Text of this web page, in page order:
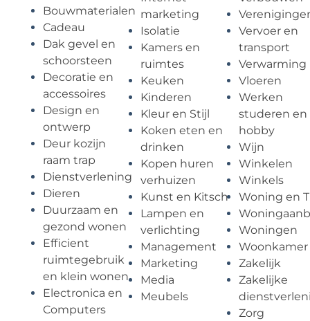
Bouwmaterialen
Cadeau
Dak gevel en
schoorsteen
Decoratie en
accessoires
Design en
ontwerp
Deur kozijn
raam trap
Dienstverlening
Dieren
Duurzaam en
gezond wonen
Efficient
ruimtegebruik
en klein wonen
Electronica en
Computers
marketing
Isolatie
Kamers en
ruimtes
Keuken
Kinderen
Kleur en Stijl
Koken eten en
drinken
Kopen huren
verhuizen
Kunst en Kitsch
Lampen en
verlichting
Management
Marketing
Media
Meubels
Vervoer en
transport
Verwarming
Vloeren
Werken
studeren en
hobby
Wijn
Winkelen
Winkels
Woning en
Woningen
Woonkamer
Zakelijk
Zakelijke
Zorg